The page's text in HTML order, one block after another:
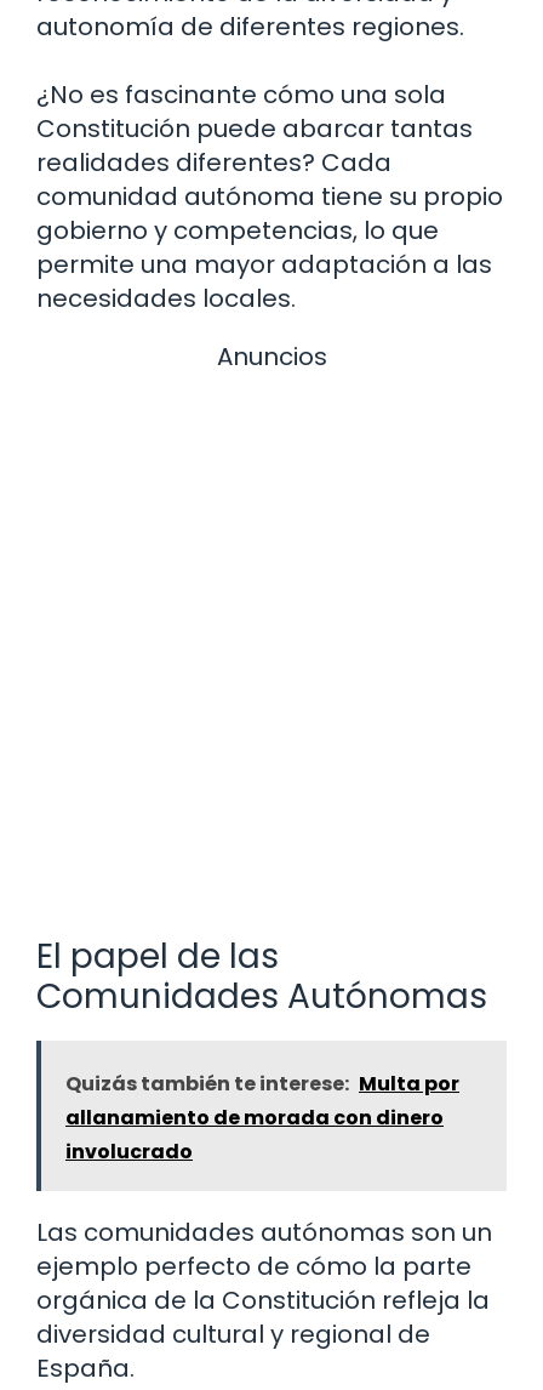
autonomía de diferentes regiones.
¿No es fascinante cómo una sola
Constitución puede abarcar tantas
realidades diferentes? Cada
comunidad autónoma tiene su propio
gobierno y competencias, lo que
permite una mayor adaptación a las
necesidades locales.
Anuncios
El papel de las
Comunidades Autónomas
Quizás también te interese: Multa por
allanamiento de morada con dinero
involucrado
Las comunidades autónomas son un
ejemplo perfecto de cómo la parte
orgánica de la Constitución refleja la
diversidad cultural y regional de
España.